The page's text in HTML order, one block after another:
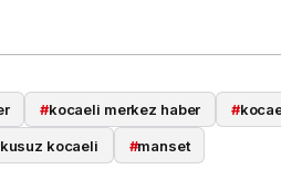
#kocaeli merkez haber #
kocaeli #manset